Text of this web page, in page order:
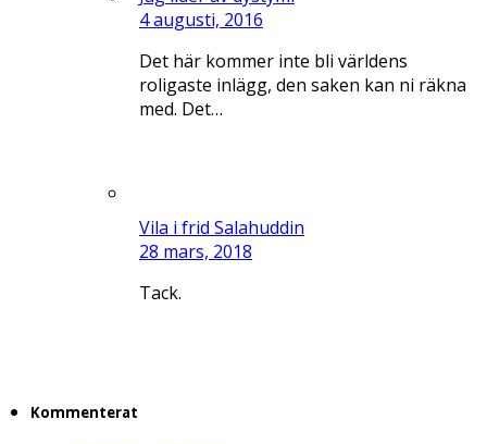
4 augusti, 2016
Det här kommer inte bli världens
roligaste inlägg, den saken kan ni räkna
med. Det…
Vila i frid Salahuddin
28 mars, 2018
Tack.
Kommenterat